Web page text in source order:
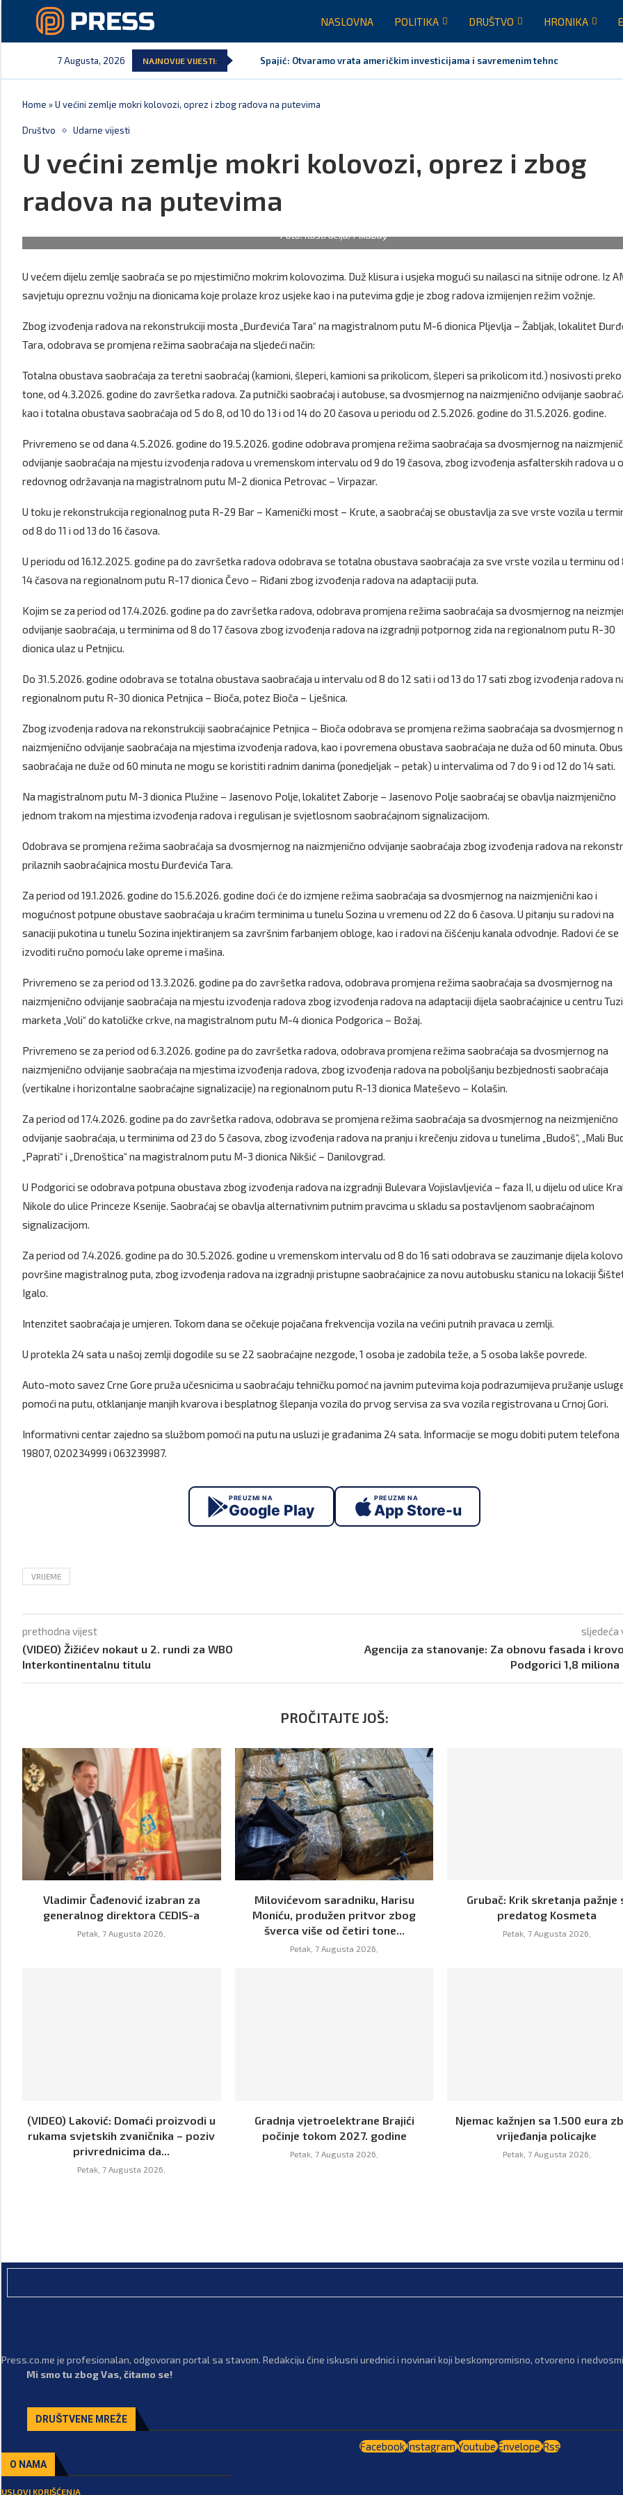
NASLOVNA POLITIKA DRUŠTVO HRONIKA
7 Augusta, 2026 NAJNOVIJE VIJESTI: Spajić: Otvaramo vrata američkim investicijama i savremenim tehnologijama,
Home »U većini zemlje mokri kolovozi, oprez i zbog radova na putevima
Društvo Udarne vijesti
U većini zemlje mokri kolovozi, oprez i zbog
radova na putevima
Foto: Ilustracija/Pixabay
U većem dijelu zemlje saobraća se po mjestimično mokrim kolovozima. Duž klisura i usjeka mogući su nailasci na sitnije odrone. Iz
savjetuju opreznu vožnju na dionicama koje prolaze kroz usjeke kao i na putevima gdje je zbog radova izmijenjen režim vožnje.
Zbog izvođenja radova na rekonstrukciji mosta „Đurđevića Tara“ na magistralnom putu M-6 dionica Pljevlja – Žabljak, lokalitet
Tara, odobrava se promjena režima saobraćaja na sljedeći način:
Totalna obustava saobraćaja za teretni saobraćaj (kamioni, šleperi, kamioni sa prikolicom, šleperi sa prikolicom itd.) nosivosti preko
tone, od 4.3.2026. godine do završetka radova. Za putnički saobraćaj i autobuse, sa dvosmjernog na naizmjenično odvijanje
kao i totalna obustava saobraćaja od 5 do 8, od 10 do 13 i od 14 do 20 časova u periodu od 2.5.2026. godine do 31.5.2026. godine.
Privremeno se od dana 4.5.2026. godine do 19.5.2026. godine odobrava promjena režima saobraćaja sa dvosmjernog na
odvijanje saobraćaja na mjestu izvođenja radova u vremenskom intervalu od 9 do 19 časova, zbog izvođenja asfalterskih radova u
redovnog održavanja na magistralnom putu M-2 dionica Petrovac – Virpazar.
U toku je rekonstrukcija regionalnog puta R-29 Bar – Kamenički most – Krute, a saobraćaj se obustavlja za sve vrste vozila u
od 8 do 11 i od 13 do 16 časova.
U periodu od 16.12.2025. godine pa do završetka radova odobrava se totalna obustava saobraćaja za sve vrste vozila u terminu od
14 časova na regionalnom putu R-17 dionica Čevo – Riđani zbog izvođenja radova na adaptaciji puta.
Kojim se za period od 17.4.2026. godine pa do završetka radova, odobrava promjena režima saobraćaja sa dvosmjernog na
odvijanje saobraćaja, u terminima od 8 do 17 časova zbog izvođenja radova na izgradnji potpornog zida na regionalnom putu R-30
dionica ulaz u Petnjicu.
Do 31.5.2026. godine odobrava se totalna obustava saobraćaja u intervalu od 8 do 12 sati i od 13 do 17 sati zbog izvođenja radova
regionalnom putu R-30 dionica Petnjica – Bioča, potez Bioča – Lješnica.
Zbog izvođenja radova na rekonstrukciji saobraćajnice Petnjica – Bioča odobrava se promjena režima saobraćaja sa dvosmjernog
naizmjenično odvijanje saobraćaja na mjestima izvođenja radova, kao i povremena obustava saobraćaja ne duža od 60 minuta.
saobraćaja ne duže od 60 minuta ne mogu se koristiti radnim danima (ponedjeljak – petak) u intervalima od 7 do 9 i od 12 do 14 sati.
Na magistralnom putu M-3 dionica Plužine – Jasenovo Polje, lokalitet Zaborje – Jasenovo Polje saobraćaj se obavlja naizmjenično
jednom trakom na mjestima izvođenja radova i regulisan je svjetlosnom saobraćajnom signalizacijom.
Odobrava se promjena režima saobraćaja sa dvosmjernog na naizmjenično odvijanje saobraćaja zbog izvođenja radova na
prilaznih saobraćajnica mostu Đurđevića Tara.
Za period od 19.1.2026. godine do 15.6.2026. godine doći će do izmjene režima saobraćaja sa dvosmjernog na naizmjenični kao i
mogućnost potpune obustave saobraćaja u kraćim terminima u tunelu Sozina u vremenu od 22 do 6 časova. U pitanju su radovi na
sanaciji pukotina u tunelu Sozina injektiranjem sa završnim farbanjem obloge, kao i radovi na čišćenju kanala odvodnje. Radovi će se
izvoditi ručno pomoću lake opreme i mašina.
Privremeno se za period od 13.3.2026. godine pa do završetka radova, odobrava promjena režima saobraćaja sa dvosmjernog na
naizmjenično odvijanje saobraćaja na mjestu izvođenja radova zbog izvođenja radova na adaptaciji dijela saobraćajnice u centru
marketa „Voli“ do katoličke crkve, na magistralnom putu M-4 dionica Podgorica – Božaj.
Privremeno se za period od 6.3.2026. godine pa do završetka radova, odobrava promjena režima saobraćaja sa dvosmjernog na
naizmjenično odvijanje saobraćaja na mjestima izvođenja radova, zbog izvođenja radova na poboljšanju bezbjednosti saobraćaja
(vertikalne i horizontalne saobraćajne signalizacije) na regionalnom putu R-13 dionica Mateševo – Kolašin.
Za period od 17.4.2026. godine pa do završetka radova, odobrava se promjena režima saobraćaja sa dvosmjernog na neizmjenično
odvijanje saobraćaja, u terminima od 23 do 5 časova, zbog izvođenja radova na pranju i krečenju zidova u tunelima „Budoš“, „Mali
„Paprati“ i „Drenoštica“ na magistralnom putu M-3 dionica Nikšić – Danilovgrad.
U Podgorici se odobrava potpuna obustava zbog izvođenja radova na izgradnji Bulevara Vojislavljevića – faza II, u dijelu od ulice
Nikole do ulice Princeze Ksenije. Saobraćaj se obavlja alternativnim putnim pravcima u skladu sa postavljenom saobraćajnom
signalizacijom.
Za period od 7.4.2026. godine pa do 30.5.2026. godine u vremenskom intervalu od 8 do 16 sati odobrava se zauzimanje dijela
površine magistralnog puta, zbog izvođenja radova na izgradnji pristupne saobraćajnice za novu autobusku stanicu na lokaciji
Igalo.
Intenzitet saobraćaja je umjeren. Tokom dana se očekuje pojačana frekvencija vozila na većini putnih pravaca u zemlji.
U protekla 24 sata u našoj zemlji dogodile su se 22 saobraćajne nezgode, 1 osoba je zadobila teže, a 5 osoba lakše povrede.
Auto-moto savez Crne Gore pruža učesnicima u saobraćaju tehničku pomoć na javnim putevima koja podrazumijeva pružanje
pomoći na putu, otklanjanje manjih kvarova i besplatnog šlepanja vozila do prvog servisa za sva vozila registrovana u Crnoj Gori.
Informativni centar zajedno sa službom pomoći na putu na usluzi je građanima 24 sata. Informacije se mogu dobiti putem telefona
19807, 020234999 i 063239987.
PREUZMI NA
Google Play
PREUZMI NA
App Store-u
VRIJEME
prethodna vijest
(VIDEO) Žižićev nokaut u 2. rundi za WBO
Interkontinentalnu titulu
sljedeća
Agencija za stanovanje: Za obnovu fasada i
Podgorici 1,8 miliona
PROČITAJTE JOŠ:
Vladimir Čađenović izabran za
generalnog direktora CEDIS-a
Petak, 7 Augusta 2026,
Milovićevom saradniku, Harisu
Moniću, produžen pritvor zbog
šverca više od četiri tone...
Petak, 7 Augusta 2026,
Grubač: Krik skretanja pažnje
predatog Kosmeta
Petak, 7 Augusta 2026,
(VIDEO) Laković: Domaći proizvodi u
rukama svjetskih zvaničnika – poziv
privrednicima da...
Petak, 7 Augusta 2026,
Gradnja vjetroelektrane Brajići
počinje tokom 2027. godine
Petak, 7 Augusta 2026,
Njemac kažnjen sa 1.500 eura
vrijeđanja policajke
Petak, 7 Augusta 2026,
Press.co.me je profesionalan, odgovoran portal sa stavom. Redakciju čine iskusni urednici i novinari koji beskompromisno, otvoreno i
Mi smo tu zbog Vas, čitamo se!
DRUŠTVENE MREŽE
FacebookInstagramYoutubeEnvelopeRss
O NAMA
USLOVI KORIŠĆENJA